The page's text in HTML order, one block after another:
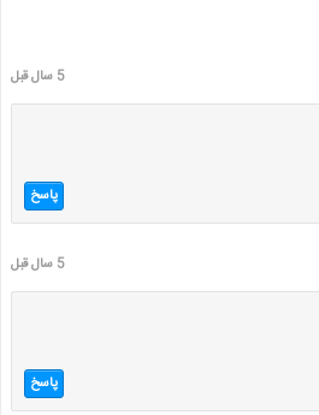
5 سال قبل
پاسخ
5 سال قبل
پاسخ